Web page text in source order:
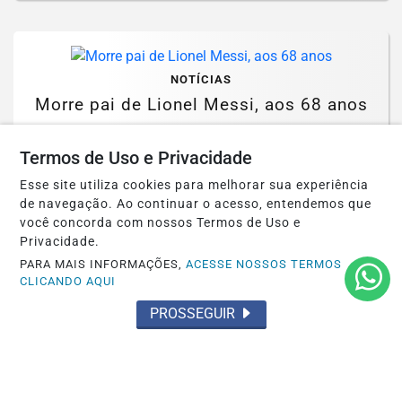
NOTÍCIAS
Morre pai de Lionel Messi, aos 68 anos
MAIS POSTAGENS
Termos de Uso e Privacidade
Esse site utiliza cookies para melhorar sua experiência
de navegação. Ao continuar o acesso, entendemos que
você concorda com nossos Termos de Uso e
Privacidade.
PARA MAIS INFORMAÇÕES,ACESSE NOSSOS TERMOS
CLICANDO AQUI
PROSSEGUIR